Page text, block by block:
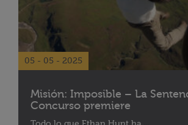
05 - 05 - 2025
Misión: Imposible – La
Concurso premiere